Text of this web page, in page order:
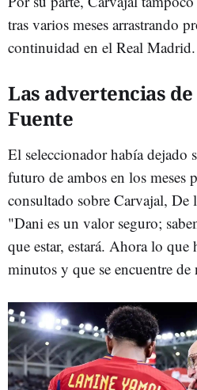
tras varios meses arrastrando
continuidad en el Real Madrid.
Las advertencias
Fuente
El seleccionador había dejado
futuro de ambos en los meses
consultado sobre Carvajal, De
"Dani es un valor seguro;
que estar, estará. Ahora lo que
minutos y que se encuentre